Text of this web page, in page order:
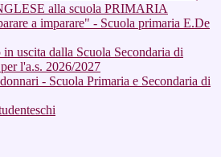
alla scuola PRIMARIA
a imparare" - Scuola primaria E.De
uscita dalla Scuola Secondaria di
l'a.s. 2026/2027
- Scuola Primaria e Secondaria di